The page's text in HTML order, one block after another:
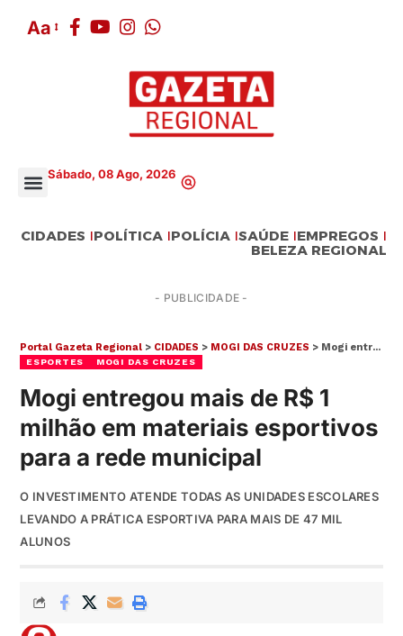
Aa
Sábado, 08 Ago, 2026
CIDADES POLÍTICA POLÍCIA SAÚDE EMPREGOS
BELEZA REGIONAL
- PUBLICIDADE -
Portal Gazeta Regional > CIDADES > MOGI DAS CRUZES > Mogi entregou mais de R$ 1 milhão em materiais esportivos para a rede municipal
ESPORTES MOGI DAS CRUZES
Mogi entregou mais de R$ 1
milhão em materiais esportivos
para a rede municipal
O INVESTIMENTO ATENDE TODAS AS UNIDADES ESCOLARES
LEVANDO A PRÁTICA ESPORTIVA PARA MAIS DE 47 MIL
ALUNOS